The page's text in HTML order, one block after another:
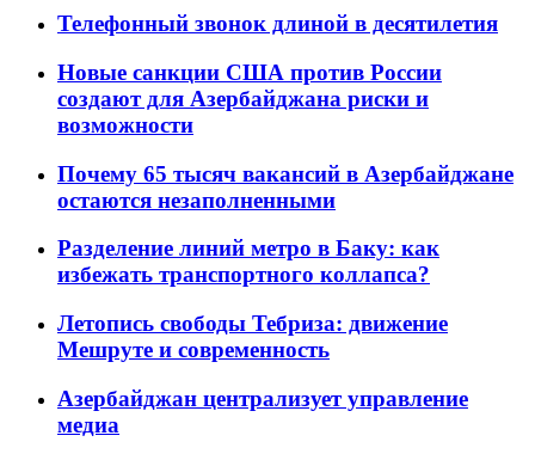
Телефонный звонок длиной в десятилетия
Новые санкции США против России
создают для Азербайджана риски и
возможности
Почему 65 тысяч вакансий в Азербайджане
остаются незаполненными
Разделение линий метро в Баку: как
избежать транспортного коллапса?
Летопись свободы Тебриза: движение
Мешруте и современность
Азербайджан централизует управление
медиа